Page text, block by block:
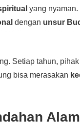
yang
dengan unsur
Setiap tahun,
bisa merasakan
Alam